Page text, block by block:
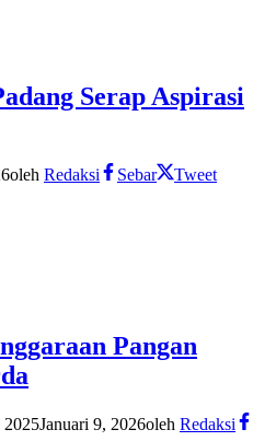
Serap Aspirasi
oleh Redaksi Sebar Tweet
Pangan
2025Januari 9, 2026oleh Redaksi